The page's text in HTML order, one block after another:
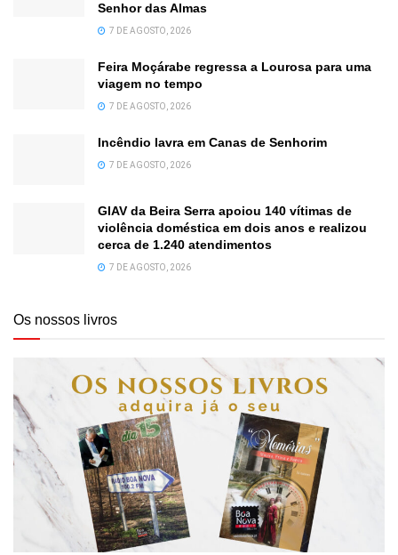
Senhor das Almas
7 DE AGOSTO, 2026
Feira Moçárabe regressa a Lourosa para uma
viagem no tempo
7 DE AGOSTO, 2026
Incêndio lavra em Canas de Senhorim
7 DE AGOSTO, 2026
GIAV da Beira Serra apoiou 140 vítimas de
violência doméstica em dois anos e realizou
cerca de 1.240 atendimentos
7 DE AGOSTO, 2026
Os nossos livros